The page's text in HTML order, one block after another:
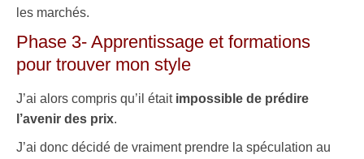
les marchés.
Phase 3- Apprentissage et formations
pour trouver mon style
J’ai alors compris qu’il était impossible de prédire
l’avenir des prix.
J’ai donc décidé de vraiment prendre la spéculation au